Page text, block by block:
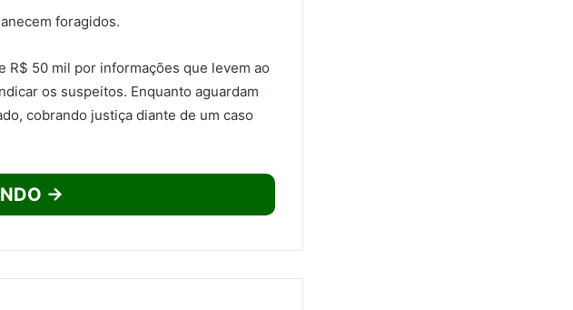
foragidos.
R$ 50 mil por informações que levem ao
os suspeitos. Enquanto aguardam
cobrando justiça diante de um caso
→